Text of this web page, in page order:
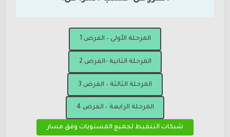
المرحلة الأولى – الفرض 1
المرحلة الثانية -الفرض 2
المرحلة الثالثة – الفرض 3
المرحلة الرابعة – الفرض 4
شبكات التنقيط لجميع المستويات وفق مسار
: تابعونا على الفيسبوك و اليوتيوب ليصلكم كل جديد